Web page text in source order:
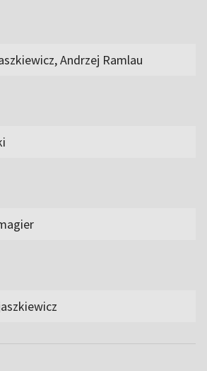
Andrzej Ramlau